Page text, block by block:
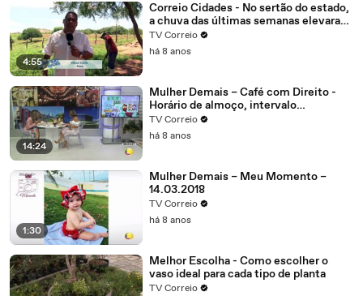
4:55
Correio Cidades - No sertão do estado,
a chuva das últimas semanas elevaram
o nível dos reservatórios na região de
Patos.
TV Correio
há 8 anos
14:24
Mulher Demais – Café com Direito -
Horário de almoço, intervalo
interjornada tudo isso é direito do
trabalhador, mas com algumas regras
TV Correio
há 8 anos
1:30
Mulher Demais – Meu Momento –
14.03.2018
TV Correio
há 8 anos
Melhor Escolha - Como escolher o
vaso ideal para cada tipo de planta
TV Correio